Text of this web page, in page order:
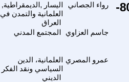
اليسار ,الديمقراطية,
العلمانية والتمدن في
العراق
رواء الجصاني
رواء الجصاني // تساؤلات، وتأملات في بعض حالنا اليوم- 80-
المجتمع المدني جاسم العزاوي
العلمانية، الدين
السياسي ونقد الفكر
الديني
عمرو المصري